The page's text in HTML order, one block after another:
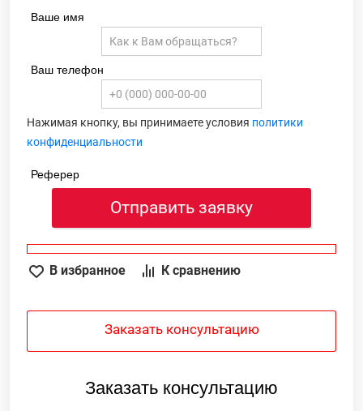
Ваше имя
Ваш телефон
Нажимая кнопку, вы принимаете условия политики
конфиденциальности
Реферер
Отправить заявку
В избранное К сравнению
Заказать консультацию
Заказать консультацию